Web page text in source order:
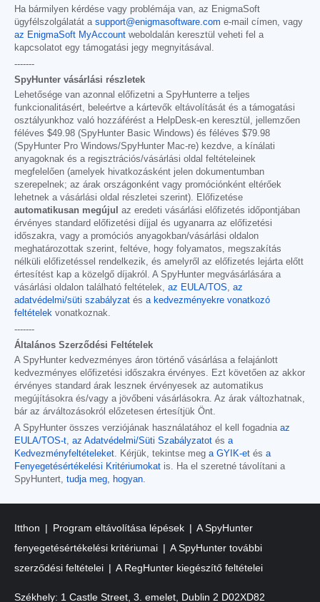
Ha bármilyen kérdése vagy problémája van, az EnigmaSoft
ügyfélszolgálatát a support@enigmasoftware.com e-mail címen, vagy
az EnigmaSoft MyAccount weboldalán keresztül veheti fel a
kapcsolatot egy támogatási jegy megnyitásával.
-------
SpyHunter vásárlási részletek
Lehetősége van azonnal előfizetni a SpyHunterre a teljes
funkcionalitásért, beleértve a kártevők eltávolítását és a támogatási
osztályunkhoz való hozzáférést a HelpDesk-en keresztül, jellemzően
féléves $49.98 (SpyHunter Basic Windows) és féléves $79.98
(SpyHunter Pro Windows/SpyHunter Mac-re) kezdve, a kínálati
anyagoknak és a regisztrációs/vásárlási oldal feltételeinek
megfelelően (amelyek hivatkozásként jelen dokumentumban
szerepelnek; az árak országonként vagy promóciónként eltérőek
lehetnek a vásárlási oldal részletei szerint). Előfizetése
automatikusan megújul
az eredeti vásárlási előfizetés időpontjában
érvényes standard előfizetési díjjal és ugyanarra az előfizetési
időszakra, vagy a promóciós anyagokban/vásárlási oldalon
meghatározottak szerint, feltéve, hogy folyamatos, megszakítás
nélküli előfizetéssel rendelkezik, és amelyről az előfizetés lejárta előtt
értesítést kap a közelgő díjakról. A SpyHunter megvásárlására a
vásárlási oldalon található feltételek, az EULA/TOS, az
adatvédelmi/süti szabályzat és a kedvezményekre vonatkozó
feltételek vonatkoznak.
-------
Általános Szerződési Feltételek
A SpyHunter kedvezményes áron történő vásárlása a felajánlott
kedvezményes előfizetési időszakra érvényes. Ezt követően az akkor
érvényes standard árak lesznek érvényesek az automatikus
megújításokra és/vagy a jövőbeni vásárlásokra. Az árak változhatnak,
bár az árváltozásokról előzetesen értesítjük Önt.
A SpyHunter összes verziójának használatához el kell fogadnia az
EULA/TOS-t, az Adatvédelmi/Süti Szabályzatot és a
Kedvezményfeltételeket. Kérjük, tekintse meg a GYIK-et és a
Fenyegetésértékelési Kritériumokat is. Ha el szeretné távolítani a
SpyHuntert, tudja meg, hogyan.
Itthon Program eltávolítása lépések
A SpyHunter
fenyegetésértékelési kritériumai
A SpyHunter további
szerződési feltételei
A RegHunter kiegészítő feltételei
Székhely: 1 Castle Street, 3. emelet, Dublin 2 D02XD82